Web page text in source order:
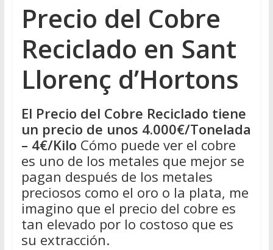
Precio del Cobre
Reciclado en Sant
Llorenç d’Hortons
El Precio del Cobre Reciclado tiene
un precio de unos 4.000€/Tonelada
– 4€/Kilo Cómo puede ver el cobre
es uno de los metales que mejor se
pagan después de los metales
preciosos como el oro o la plata, me
imagino que el precio del cobre es
tan elevado por lo costoso que es
su extracción.